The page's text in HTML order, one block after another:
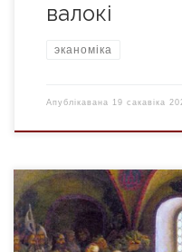
валокі
эканоміка
Апублікавана 19 сакавіка
На чале дзяржавы стаяў